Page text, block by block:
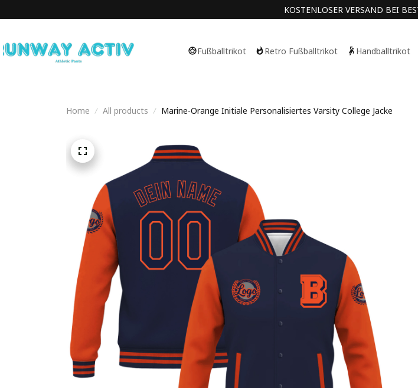
KOSTENLOSER VERSAND BEI
Fußballtrikot Retro Fußballtrikot Handballtrikot
Home All products Marine-Orange Initiale Personalisiertes Varsity College Jacke